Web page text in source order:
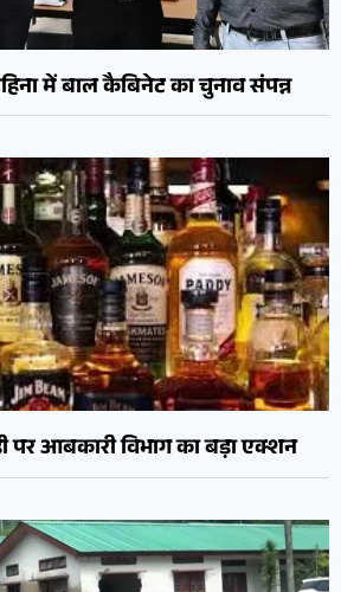
में बाल कैबिनेट का चुनाव संपन्न
पर आबकारी विभाग का बड़ा एक्शन